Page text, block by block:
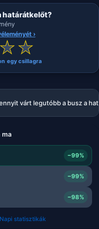
várt legutóbb a busz a
határátkelőt?
›
★★
egy csillagra
ma
−99%
−99%
−98%
Napi statisztikák